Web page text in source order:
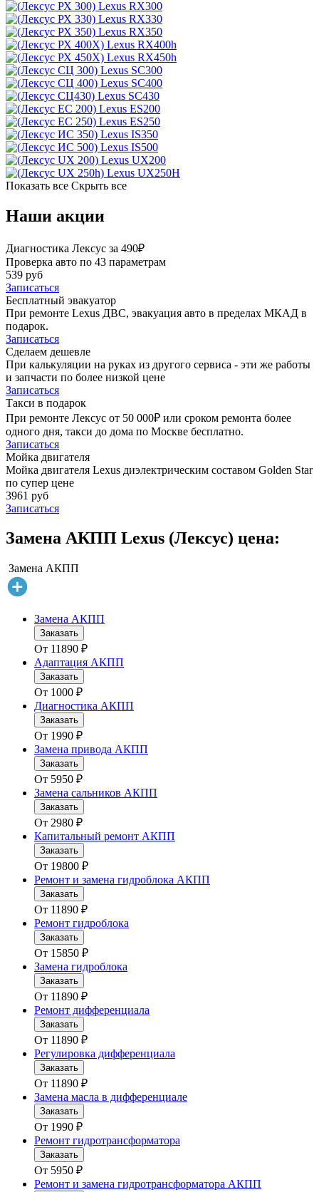
Lexus RX300
Lexus RX330
Lexus RX350
Lexus RX400h
Lexus RX450h
Lexus SC300
Lexus SC400
Lexus SC430
Lexus ES200
Lexus ES250
Lexus IS350
Lexus IS500
Lexus UX200
Lexus UX250H
Показать все Скрыть все
Наши акции
Диагностика Лексус за 490₽
Проверка авто по 43 параметрам
539 руб
Записаться
Бесплатный эвакуатор
При ремонте Lexus ДВС, эвакуация авто в пределах МКАД в
подарок.
Записаться
Сделаем дешевле
При калькуляции на руках из другого сервиса - эти же работы
и запчасти по более низкой цене
Записаться
Такси в подарок
При ремонте Лексус от 50 000₽ или сроком ремонта более
одного дня, такси до дома по Москве бесплатно.
Записаться
Мойка двигателя
Мойка двигателя Lexus диэлектрическим составом Golden Star
по супер цене
3961 руб
Записаться
Замена АКПП Lexus (Лексус) цена:
Замена АКПП
Замена АКПП
Заказать
От 11890 ₽
Адаптация АКПП
Заказать
От 1000 ₽
Диагностика АКПП
Заказать
От 1990 ₽
Замена привода АКПП
Заказать
От 5950 ₽
Замена сальников АКПП
Заказать
От 2980 ₽
Капитальный ремонт АКПП
Заказать
От 19800 ₽
Ремонт и замена гидроблока АКПП
Заказать
От 11890 ₽
Ремонт гидроблока
Заказать
От 15850 ₽
Замена гидроблока
Заказать
От 11890 ₽
Ремонт дифференциала
Заказать
От 11890 ₽
Регулировка дифференциала
Заказать
От 11890 ₽
Замена масла в дифференциале
Заказать
От 1990 ₽
Ремонт гидротрансформатора
Заказать
От 5950 ₽
Ремонт и замена гидротрансформатора АКПП